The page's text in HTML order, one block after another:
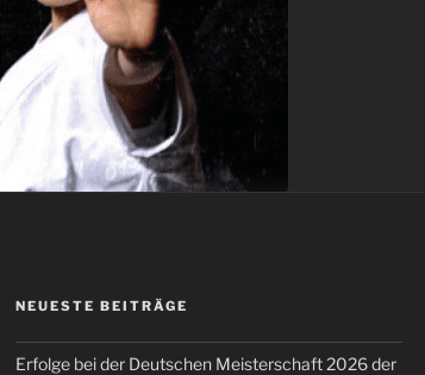
NEUESTE BEITRÄGE
Erfolge bei der Deutschen Meisterschaft 2026 der